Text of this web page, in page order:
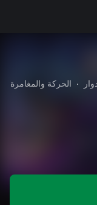
• الحركة والمغامرة